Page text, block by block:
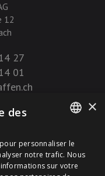
12
27
01
FRENCH
×
des
personnaliser le
notre trafic. Nous
sur votre